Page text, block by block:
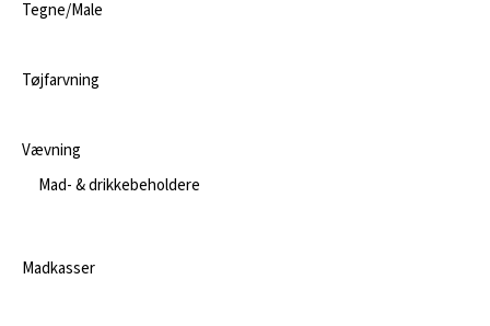
Tegne/Male
Tøjfarvning
Vævning
Mad- & drikkebeholdere
Madkasser